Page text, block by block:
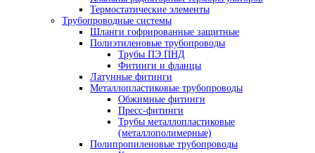
Термостатические элементы
Трубопроводные системы
Шланги гофрированные защитные
Полиэтиленовые трубопроводы
Трубы ПЭ ПНД
Фитинги и фланцы
Латунные фитинги
Металлопластиковые трубопроводы
Обжимные фитинги
Пресс-фитинги
Трубы металлопластиковые
(металлополимерные)
Полипропиленовые трубопроводы